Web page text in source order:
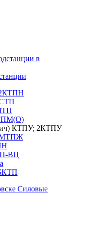
КТПУ; 2КТПУ
МТПЖ
ВЦ
Силовые